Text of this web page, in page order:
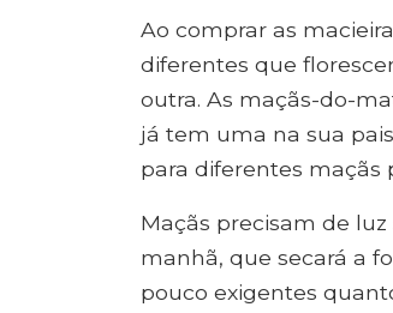
Ao comprar as
diferentes que
outra. As maçãs-do-
já tem uma na sua
para diferentes maçãs
Maçãs precisam de
manhã, que secará a
pouco exigentes